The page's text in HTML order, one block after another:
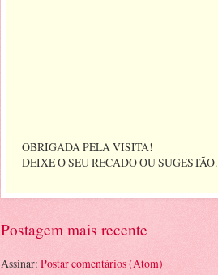
OBRIGADA PELA VISITA!
DEIXE O SEU RECADO OU SUGESTÃO.
Postagem mais recente
Assinar: Postar comentários (Atom)